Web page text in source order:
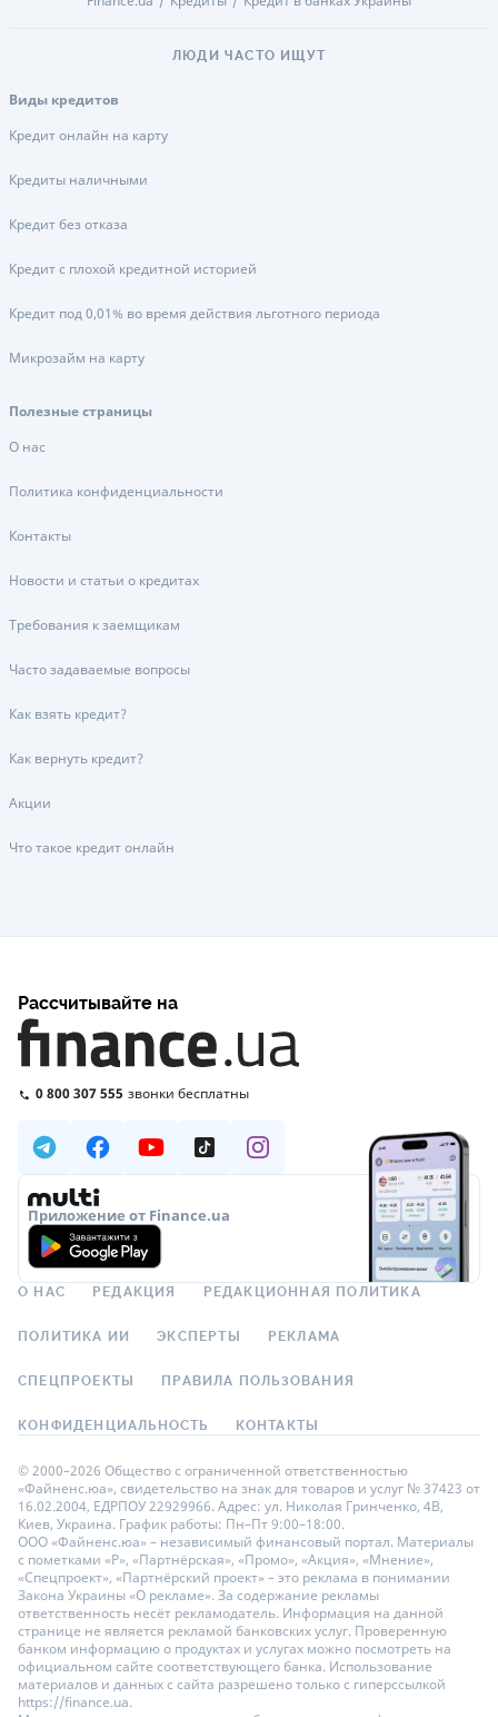
ЛЮДИ ЧАСТО ИЩУТ
Виды кредитов
Кредит онлайн на карту
Кредиты наличными
Кредит без отказа
Кредит с плохой кредитной историей
Кредит под 0,01% во время действия льготного периода
Микрозайм на карту
Полезные страницы
О нас
Политика конфиденциальности
Контакты
Новости и статьи о кредитах
Требования к заемщикам
Часто задаваемые вопросы
Как взять кредит?
Как вернуть кредит?
Акции
Что такое кредит онлайн
Рассчитывайте на
0 800 307 555 звонки бесплатны
Приложение от Finance.ua
О НАС РЕДАКЦИЯ РЕДАКЦИОННАЯ ПОЛИТИКА
ПОЛИТИКА ИИ ЭКСПЕРТЫ РЕКЛАМА
СПЕЦПРОЕКТЫ ПРАВИЛА ПОЛЬЗОВАНИЯ
КОНФИДЕНЦИАЛЬНОСТЬ КОНТАКТЫ
© 2000–2026 Общество с ограниченной ответственностью
«Файненс.юа», свидетельство на знак для товаров и услуг № 37423 от
16.02.2004, ЕДРПОУ 22929966. Адрес: ул. Николая Гринченко, 4В,
Киев, Украина. График работы: Пн–Пт 9:00–18:00.
ООО «Файненс.юа» – независимый финансовый портал. Материалы
с пометками «Р», «Партнёрская», «Промо», «Акция», «Мнение»,
«Спецпроект», «Партнёрский проект» – это реклама в понимании
Закона Украины «О рекламе». За содержание рекламы
ответственность несёт рекламодатель. Информация на данной
странице не является рекламой банковских услуг. Проверенную
банком информацию о продуктах и услугах можно посмотреть на
официальном сайте соответствующего банка. Использование
материалов и данных с сайта разрешено только с гиперссылкой
https://finance.ua.